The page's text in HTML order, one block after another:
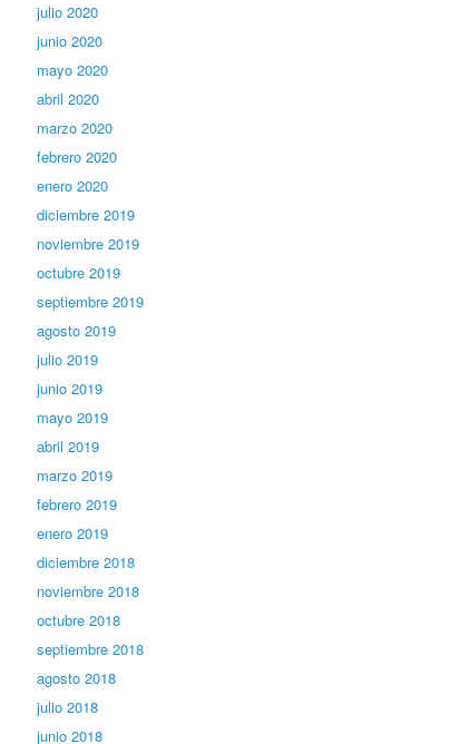
julio 2020
junio 2020
mayo 2020
abril 2020
marzo 2020
febrero 2020
enero 2020
diciembre 2019
noviembre 2019
octubre 2019
septiembre 2019
agosto 2019
julio 2019
junio 2019
mayo 2019
abril 2019
marzo 2019
febrero 2019
enero 2019
diciembre 2018
noviembre 2018
octubre 2018
septiembre 2018
agosto 2018
julio 2018
junio 2018